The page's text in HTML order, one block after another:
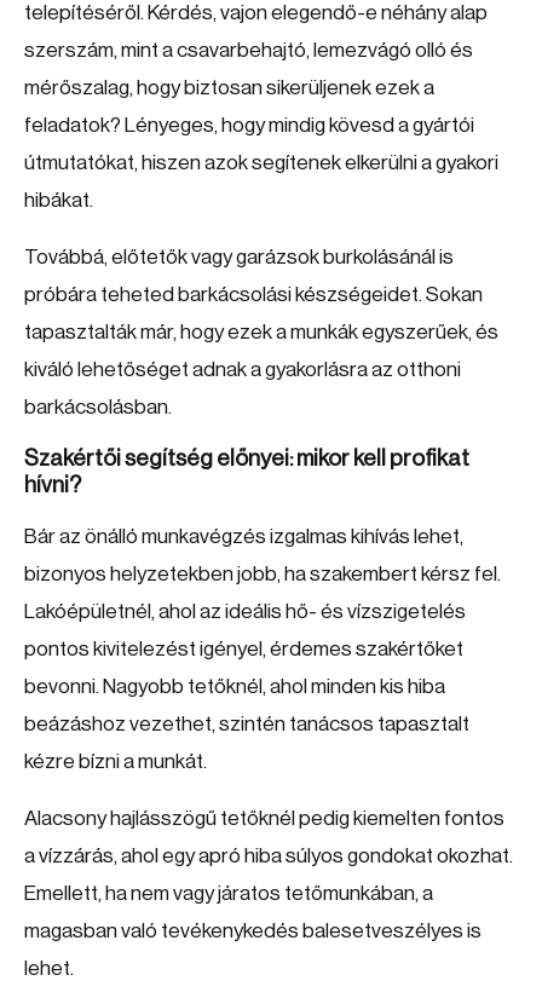
telepítéséről. Kérdés, vajon elegendő-e néhány alap
szerszám, mint a csavarbehajtó, lemezvágó olló és
mérőszalag, hogy biztosan sikerüljenek ezek a
feladatok? Lényeges, hogy mindig kövesd a gyártói
útmutatókat, hiszen azok segítenek elkerülni a gyakori
hibákat.
Továbbá, előtetők vagy garázsok burkolásánál is
próbára teheted barkácsolási készségeidet. Sokan
tapasztalták már, hogy ezek a munkák egyszerűek, és
kiváló lehetőséget adnak a gyakorlásra az otthoni
barkácsolásban.
Szakértői segítség előnyei: mikor kell profikat
hívni?
Bár az önálló munkavégzés izgalmas kihívás lehet,
bizonyos helyzetekben jobb, ha szakembert kérsz fel.
Lakóépületnél, ahol az ideális hő- és vízszigetelés
pontos kivitelezést igényel, érdemes szakértőket
bevonni. Nagyobb tetőknél, ahol minden kis hiba
beázáshoz vezethet, szintén tanácsos tapasztalt
kézre bízni a munkát.
Alacsony hajlásszögű tetőknél pedig kiemelten fontos
a vízzárás, ahol egy apró hiba súlyos gondokat okozhat.
Emellett, ha nem vagy járatos tetőmunkában, a
magasban való tevékenykedés balesetveszélyes is
lehet.